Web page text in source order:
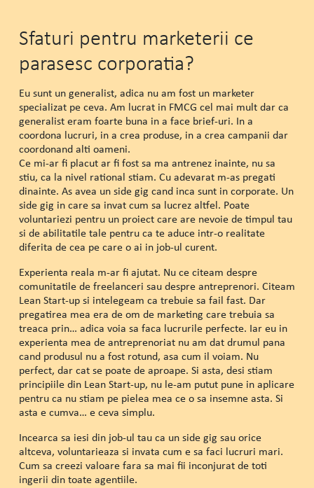
Sfaturi pentru marketerii ce
parasesc corporatia?
Eu sunt un generalist, adica nu am fost un marketer
specializat pe ceva. Am lucrat in FMCG cel mai mult dar ca
generalist eram foarte buna in a face brief-uri. In a
coordona lucruri, in a crea produse, in a crea campanii dar
coordonand alti oameni.
Ce mi-ar fi placut ar fi fost sa ma antrenez inainte, nu sa
stiu, ca la nivel rational stiam. Cu adevarat m-as pregati
dinainte. As avea un side gig cand inca sunt in corporate. Un
side gig in care sa invat cum sa lucrez altfel. Poate
voluntariezi pentru un proiect care are nevoie de timpul tau
si de abilitatile tale pentru ca te aduce intr-o realitate
diferita de cea pe care o ai in job-ul curent.
Experienta reala m-ar fi ajutat. Nu ce citeam despre
comunitatile de freelanceri sau despre antreprenori. Citeam
Lean Start-up si intelegeam ca trebuie sa fail fast. Dar
pregatirea mea era de om de marketing care trebuia sa
treaca prin… adica voia sa faca lucrurile perfecte. Iar eu in
experienta mea de antreprenoriat nu am dat drumul pana
cand produsul nu a fost rotund, asa cum il voiam. Nu
perfect, dar cat se poate de aproape. Si asta, desi stiam
principiile din Lean Start-up, nu le-am putut pune in aplicare
pentru ca nu stiam pe pielea mea ce o sa insemne asta. Si
asta e cumva… e ceva simplu.
Incearca sa iesi din job-ul tau ca un side gig sau orice
altceva, voluntarieaza si invata cum e sa faci lucruri mari.
Cum sa creezi valoare fara sa mai fii inconjurat de toti
ingerii din toate agentiile.